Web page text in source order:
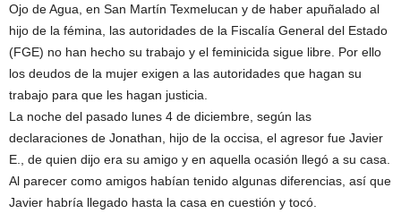
Ojo de Agua, en San Martín Texmelucan y de haber apuñalado al
hijo de la fémina, las autoridades de la Fiscalía General del Estado
(FGE) no han hecho su trabajo y el feminicida sigue libre. Por ello
los deudos de la mujer exigen a las autoridades que hagan su
trabajo para que les hagan justicia.
La noche del pasado lunes 4 de diciembre, según las
declaraciones de Jonathan, hijo de la occisa, el agresor fue Javier
E., de quien dijo era su amigo y en aquella ocasión llegó a su casa.
Al parecer como amigos habían tenido algunas diferencias, así que
Javier habría llegado hasta la casa en cuestión y tocó.